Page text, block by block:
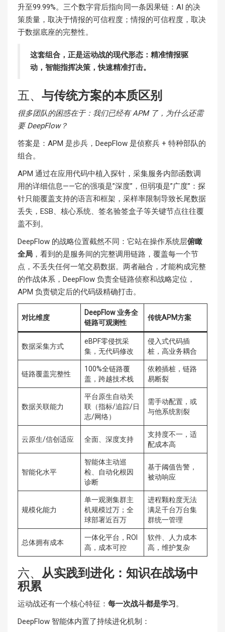
升至99.99%。三个数字背后指向同一条因果链：AI 的决
策质量，取决于情报的可信程度；情报的可信程度，取决
于数据底座的完整性。
这套组合，正是运动战的现代形态：精准情报驱
动，智能指挥决策，快速精准打击。
五、 与传统方案的本质区别
很多团队的困惑在于：我们已经有APM 了，为什么还需
要DeepFlow？
答案是：APM 是步兵，DeepFlow 是侦察兵 + 特种部队的
组合。
APM 通过在应用代码中植入探针，采集服务内部函数调
用的详细信息——它的强项是”深度”，但弱项是”广度”：探
针只能覆盖支持的语言和框架，采样率限制导致长尾数据
丢失，ESB、核心系统、签名验签盒子等关键节点往往覆
盖不到。
DeepFlow 的战略位置截然不同：它站在操作系统层俯瞰
全局 ，看到的是服务间的完整调用链路，覆盖每一个节
点，不丢失任何一笔交易数据。两者融合，才能构成完整
的作战体系，DeepFlow 负责全链路侦察和战略定位，
APM 负责锁定后的代码级精确打击。
对比维度
DeepFlow 业务全
链路可观测性
传统APM方案
数据采集方式
eBPF零侵扰采
集，无代码修改
侵入式代码插
桩，高业务耦合
链路覆盖完整性
100%全链路覆
盖，跨越技术栈
依赖插桩，链路
易断裂
数据关联能力
平台原生自动关
联（指标/追踪/日
志/网络）
需手动配置，或
与他系统割裂
云原生/信创适应 全面、深度支持
支持度不一，适
配成本高
智能化水平
智能体主动巡
检、自动化根因
诊断
基于阈值告警，
被动响应
规模化能力
单一观测集群主
机规模过万；全
球部署近百万
进程颗粒度无法
满足千台万台集
群统一管理
总体拥有成本
一体化平台，ROI
高，成本可控
软件、人力成本
高，维护复杂
六、 从实践到进化：知识在战场中
积累
运动战还有一个核心特征： 每一次战斗都是学习 。
DeepFlow 智能体内置了持续进化机制：